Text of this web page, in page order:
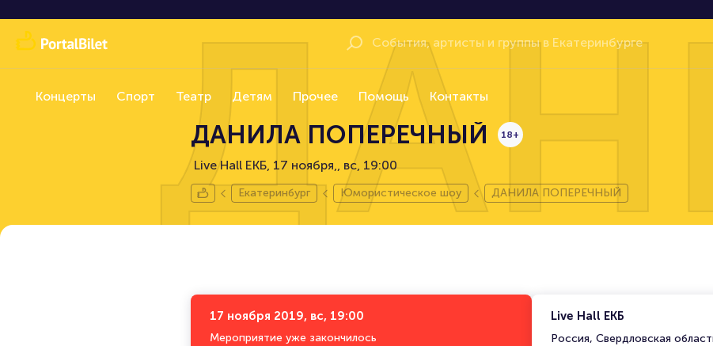
Концерты Спорт Театр Детям Прочее Помощь Контакты
ДАНИЛА ПОПЕРЕЧНЫЙ
Live Hall ЕКБ, 17 ноября,
18+
вс, 19:00
Екатеринбург Юмористическое шоу ДАНИЛА ПОПЕРЕЧНЫЙ
17 ноября 2019, вс, 19:00
Мероприятие уже закончилось
Live Hall ЕКБ
Россия, Свердловская